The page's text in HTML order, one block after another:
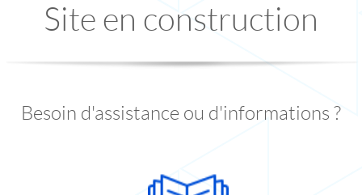
Site en construction
Besoin d'assistance ou d'informations ?